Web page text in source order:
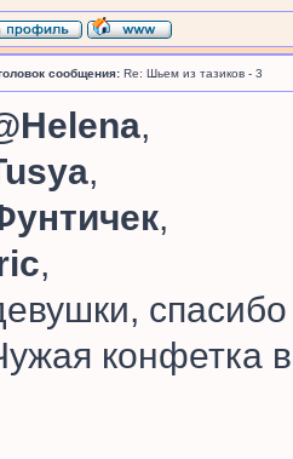
сообщения: Re: Шьем из тазиков - 3
,
,
,
,
конфетка